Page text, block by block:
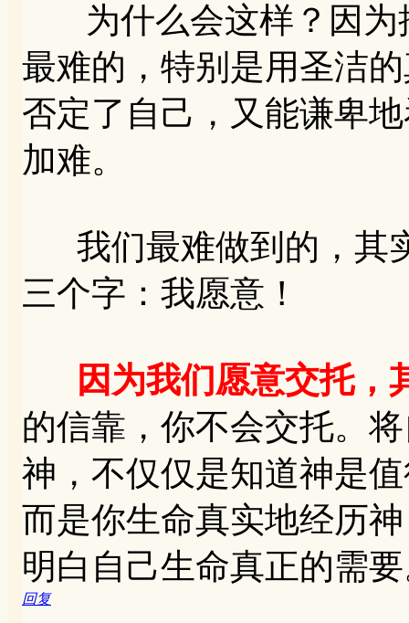
为什么会这样？因为
最难的，特别是用圣洁
否定了自己，又能谦卑
加难。
我们最难做到的，其
三个字：我愿意！
因为我们愿意交托，
的信靠，你不会交托。
神，不仅仅是知道神是
而是你生命真实地经历
明白自己生命真正的需
回复